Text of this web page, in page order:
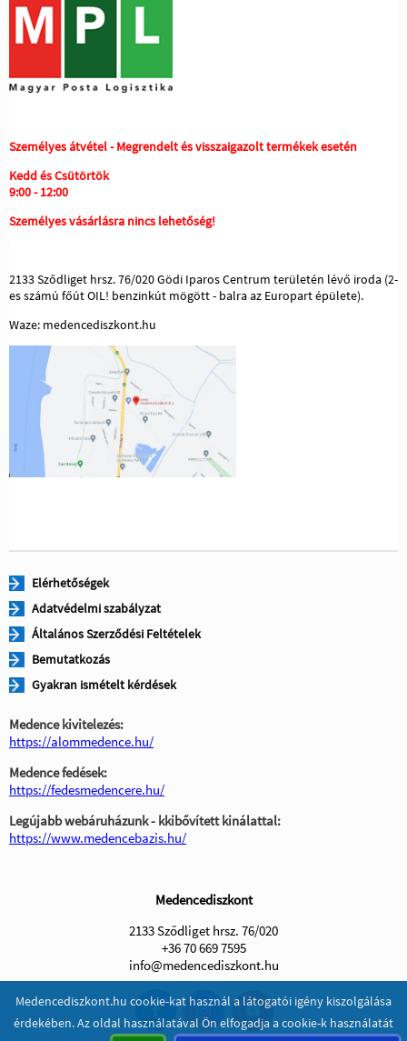
Medencediszkont.hu cookie-kat használ a látogatói igény kiszolgálása
érdekében. Az oldal használatával Ön elfogadja a cookie-k használatát
Személyes átvétel - Megrendelt és visszaigazolt termékek esetén
Kedd és Csütörtök
9:00 - 12:00
Személyes vásárlásra nincs lehetőség!
2133 Sződliget hrsz. 76/020 Gödi Iparos Centrum területén lévő iroda (2-
es számú főút OIL! benzinkút mögött - balra az Europart épülete).
Waze: medencediszkont.hu
Elérhetőségek
Adatvédelmi szabályzat
Általános Szerződési Feltételek
Bemutatkozás
Gyakran ismételt kérdések
Medence kivitelezés:
https://alommedence.hu/
Medence fedések:
https://fedesmedencere.hu/
Legújabb webáruházunk - kkibővített kinálattal:
https://www.medencebazis.hu/
Medencediszkont
2133 Sződliget hrsz. 76/020
+36 70 669 7595
info@medencediszkont.hu